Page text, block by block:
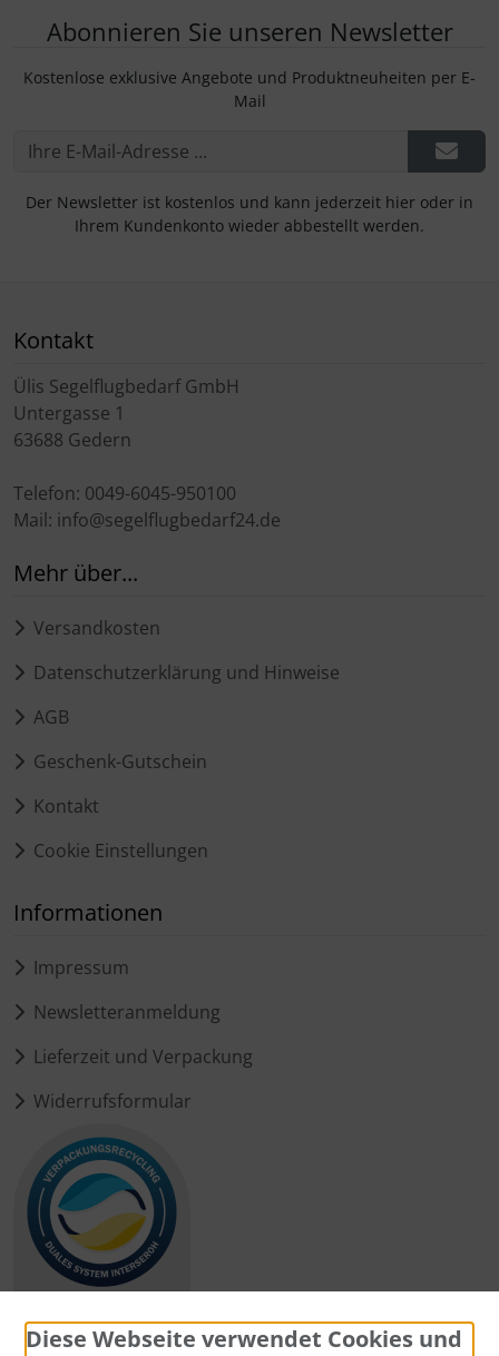
Abonnieren Sie unseren Newsletter
Kostenlose exklusive Angebote und Produktneuheiten per E-
Mail
Der Newsletter ist kostenlos und kann jederzeit hier oder in
Ihrem Kundenkonto wieder abbestellt werden.
Kontakt
Ülis Segelflugbedarf GmbH
Untergasse 1
63688 Gedern
Telefon: 0049-6045-950100
Mail: info@segelflugbedarf24.de
Mehr über...
Versandkosten
Datenschutzerklärung und Hinweise
AGB
Geschenk-Gutschein
Kontakt
Cookie Einstellungen
Informationen
Impressum
Newsletteranmeldung
Lieferzeit und Verpackung
Widerrufsformular
Diese Webseite verwendet Cookies und